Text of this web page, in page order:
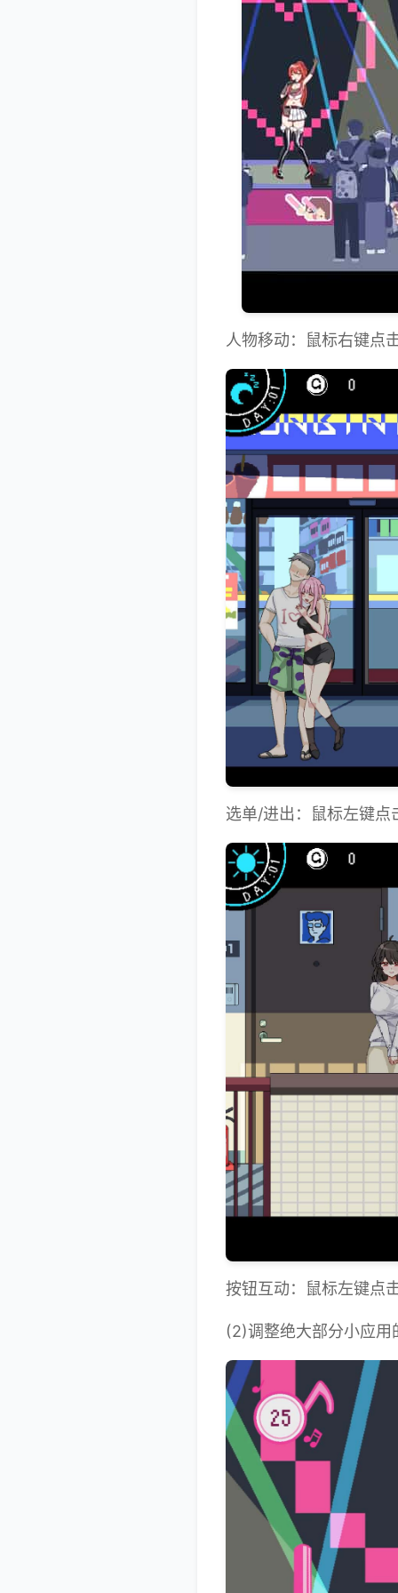
人物移动：鼠标右键点
选单/进出：鼠标左键点
按钮互动：鼠标左键点
(2)调整绝大部分小应